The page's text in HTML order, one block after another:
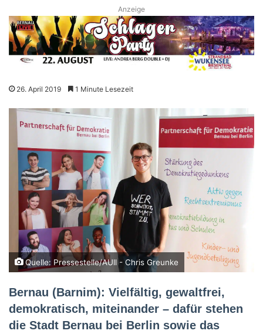
Anzeige
26. April 2019 1 Minute Lesezeit
Quelle: Pressestelle/AUll - Chris Greunke
Bernau (Barnim): Vielfältig, gewaltfrei,
demokratisch, miteinander – dafür stehen
die Stadt Bernau bei Berlin sowie das